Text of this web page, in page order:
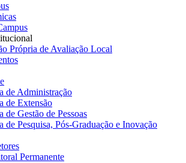
Própria de Avaliação Local
de Administração
de Extensão
de Gestão de Pessoas
de Pesquisa, Pós-Graduação e Inovação
Permanente